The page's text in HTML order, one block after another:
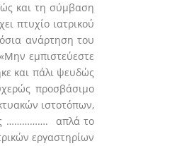
και τη σύμβαση
πτυχίο ιατρικού
ανάρτηση του
εμπιστεύεστε
και πάλι ψευδώς
προσβάσιμο
ιστοτόπων,
……………. απλά το
εργαστηρίων